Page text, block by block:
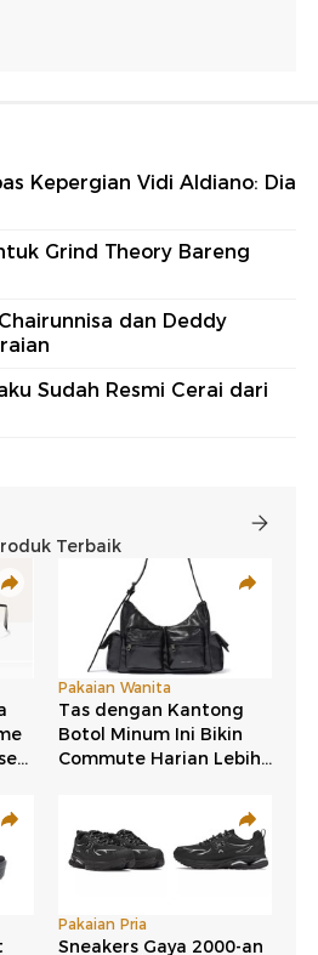
Kepergian Vidi Aldiano: Dia
Grind Theory Bareng
dan Deddy
Sudah Resmi Cerai dari